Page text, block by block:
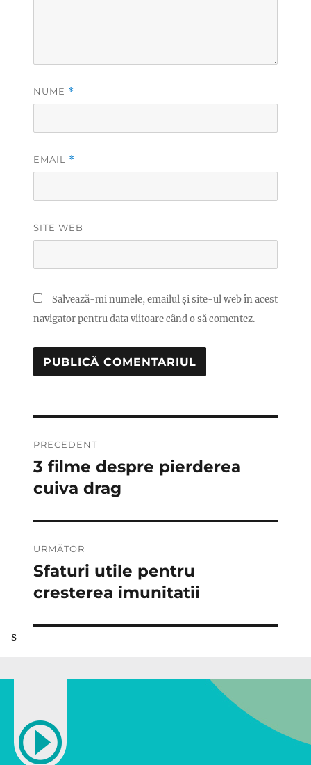
NUME *
EMAIL *
SITE WEB
Salvează-mi numele, emailul și site-ul web în acest
navigator pentru data viitoare când o să comentez.
în
articole
PRECEDENT
Articolul
anterior:
3 filme despre pierderea
cuiva drag
URMĂTOR
Articolul
următor:
Sfaturi utile pentru
cresterea imunitatii
s